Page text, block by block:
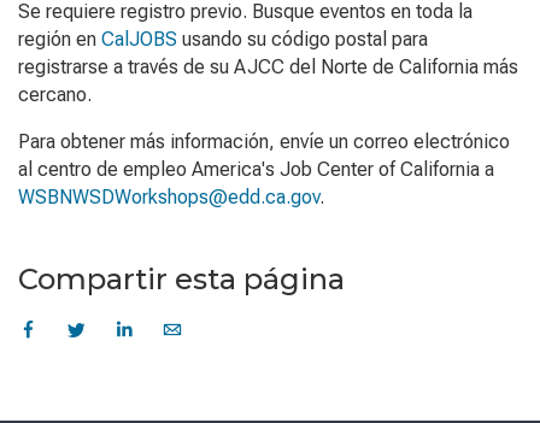
Se requiere registro previo. Busque eventos en toda la
región en CalJOBS usando su código postal para
registrarse a través de su AJCC del Norte de California más
cercano.
Para obtener más información, envíe un correo electrónico
al centro de empleo America's Job Center of California a
WSBNWSDWorkshops@edd.ca.gov.
Compartir esta página